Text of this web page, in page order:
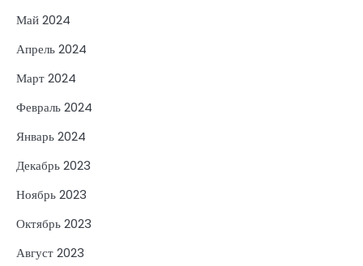
Май 2024
Апрель 2024
Март 2024
Февраль 2024
Январь 2024
Декабрь 2023
Ноябрь 2023
Октябрь 2023
Август 2023